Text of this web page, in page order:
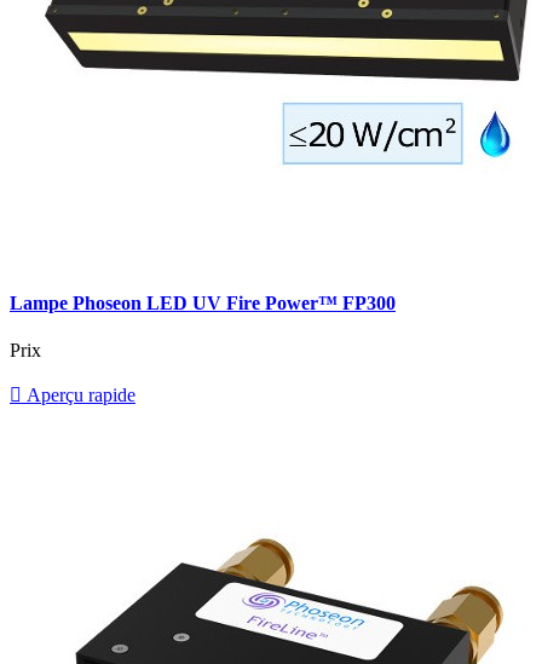
Lampe Phoseon LED UV Fire Power™ FP300
Prix
 Aperçu rapide